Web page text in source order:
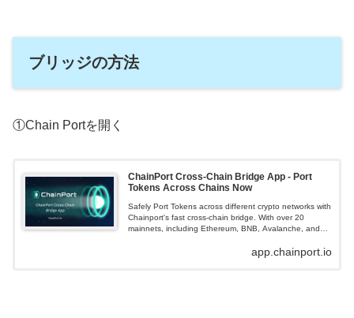
ブリッジの方法
①Chain Portを開く
ChainPort Cross-Chain Bridge App - Port
Tokens Across Chains Now
Safely Port Tokens across different crypto networks with
Chainport's fast cross-chain bridge. With over 20
mainnets, including Ethereum, BNB, Avalanche, and
app.chainport.io